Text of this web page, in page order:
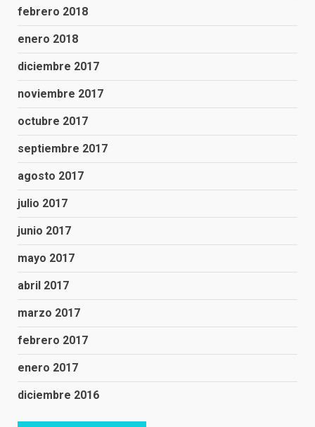
febrero 2018
enero 2018
diciembre 2017
noviembre 2017
octubre 2017
septiembre 2017
agosto 2017
julio 2017
junio 2017
mayo 2017
abril 2017
marzo 2017
febrero 2017
enero 2017
diciembre 2016